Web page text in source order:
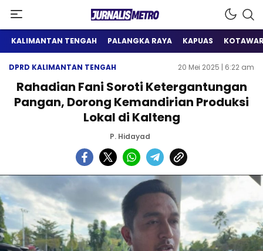
Jurnalis Metro
Satu Wadah Informasi
KALIMANTAN TENGAH PALANGKA RAYA KAPUAS
DPRD KALIMANTAN TENGAH 20 Mei 2025 | 6:22 am
Rahadian Fani Soroti Ketergantungan
Pangan, Dorong Kemandirian Produksi
Lokal di Kalteng
P. Hidayad